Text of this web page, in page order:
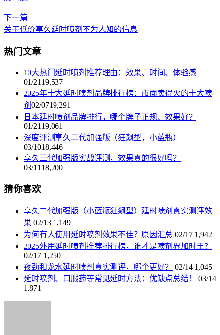
下一篇
关于低价享久延时喷剂不为人知的信息
热门文章
10大热门延时喷剂推荐理由：效果、时间、体验感
01/21 19,537
2025年十大延时喷剂品牌排行榜：市面卖得火的十大喷
剂 02/0719,291
日本延时喷剂品牌排行，哪个牌子正规、效果好？
01/21 19,061
深度评测享久二代加强版（狂飙型，小蓝瓶）
03/1018,446
享久三代加强版实战评测，效果真的很好吗？
03/11 18,200
猜你喜欢
享久二代加强版（小蓝瓶狂飙型）延时喷剂真实测评效
果 02/13 1,149
为何有人使用延时喷剂效果不佳？原因汇总 02/17 1,942
2025外用延时喷剂推荐排行榜，谁才是喷剂界加时王？
02/17 1,250
夜劲和龙水延时喷剂真实测评，哪个更好？
02/14 1,045
延时喷剂、口服药等常见延时方法：优缺点总结！
03/14
1,871